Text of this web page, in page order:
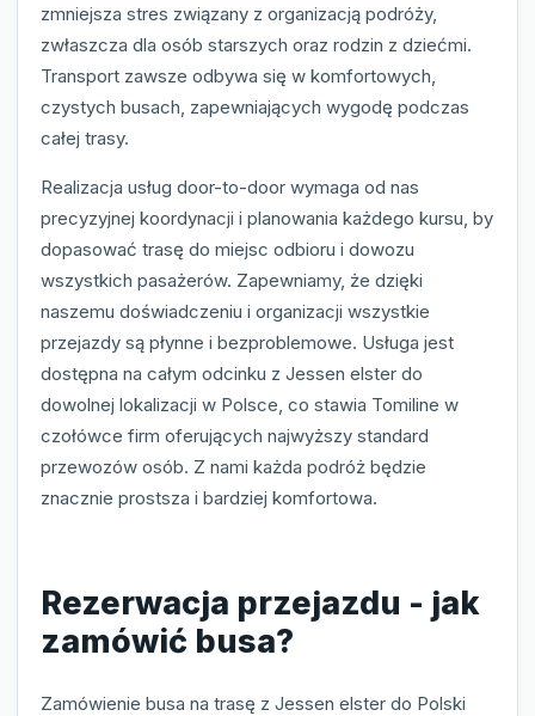
zmniejsza stres związany z organizacją podróży,
zwłaszcza dla osób starszych oraz rodzin z dziećmi.
Transport zawsze odbywa się w komfortowych,
czystych busach, zapewniających wygodę podczas
całej trasy.
Realizacja usług door-to-door wymaga od nas
precyzyjnej koordynacji i planowania każdego kursu, by
dopasować trasę do miejsc odbioru i dowozu
wszystkich pasażerów. Zapewniamy, że dzięki
naszemu doświadczeniu i organizacji wszystkie
przejazdy są płynne i bezproblemowe. Usługa jest
dostępna na całym odcinku z Jessen elster do
dowolnej lokalizacji w Polsce, co stawia Tomiline w
czołówce firm oferujących najwyższy standard
przewozów osób. Z nami każda podróż będzie
znacznie prostsza i bardziej komfortowa.
Rezerwacja przejazdu - jak
zamówić busa?
Zamówienie busa na trasę z Jessen elster do Polski